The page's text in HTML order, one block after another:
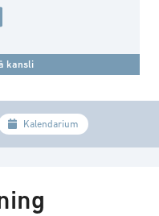
kansli
Kalendarium